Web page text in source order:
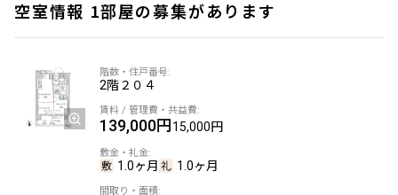
空室情報 1部屋の募集があります
2階２０４
139,000円15,000円
1.0ヶ月 1.0ヶ月